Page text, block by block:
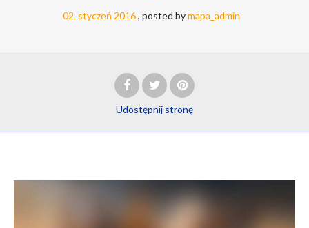
02. styczeń 2016 posted bymapa_admin
Udostępnij stronę